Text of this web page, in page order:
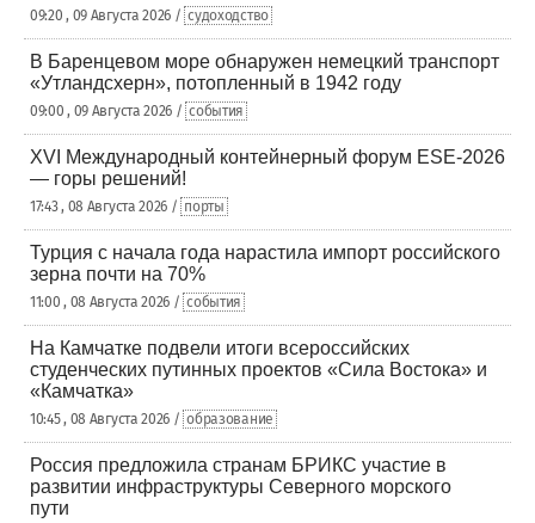
09:20 , 09 Августа 2026 / судоходство
В Баренцевом море обнаружен немецкий транспорт
«Утландсхерн», потопленный в 1942 году
09:00 , 09 Августа 2026 / события
XVI Международный контейнерный форум ESE-2026
— горы решений!
17:43 , 08 Августа 2026 / порты
Турция с начала года нарастила импорт российского
зерна почти на 70%
11:00 , 08 Августа 2026 / события
На Камчатке подвели итоги всероссийских
студенческих путинных проектов «Сила Востока» и
«Камчатка»
10:45 , 08 Августа 2026 / образование
Россия предложила странам БРИКС участие в
развитии инфраструктуры Северного морского
пути